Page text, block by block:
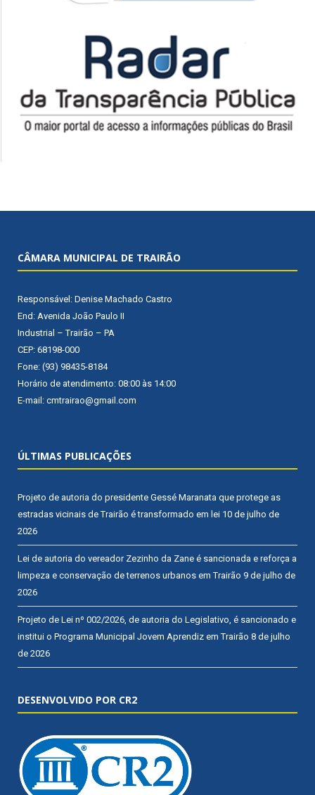
CÂMARA MUNICIPAL DE TRAIRÃO
Responsável: Denise Machado Castro
End: Avenida João Paulo II
Industrial – Trairão – PA
CEP: 68198-000
Fone: (93) 98435-8184
Horário de atendimento: 08:00 às 14:00
E-mail: cmtrairao@gmail.com
ÚLTIMAS PUBLICAÇÕES
Projeto de autoria do presidente Gessé Maranata que protege as
estradas vicinais de Trairão é transformado em lei 10 de julho de
2026
Lei de autoria do vereador Zezinho da Zane é sancionada e reforça a
limpeza e conservação de terrenos urbanos em Trairão 9 de julho de
2026
Projeto de Lei nº 002/2026, de autoria do Legislativo, é sancionado e
institui o Programa Municipal Jovem Aprendiz em Trairão 8 de julho
de 2026
DESENVOLVIDO POR CR2